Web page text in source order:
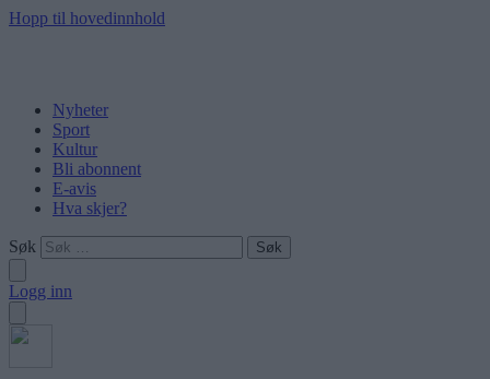
Hopp til hovedinnhold
Nyheter
Sport
Kultur
Bli abonnent
E-avis
Hva skjer?
Søk
Logg inn